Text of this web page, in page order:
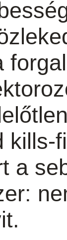
kills-
a